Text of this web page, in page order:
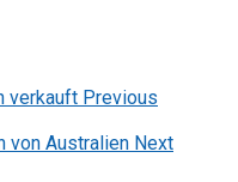
verkauft Previous
von Australien Next